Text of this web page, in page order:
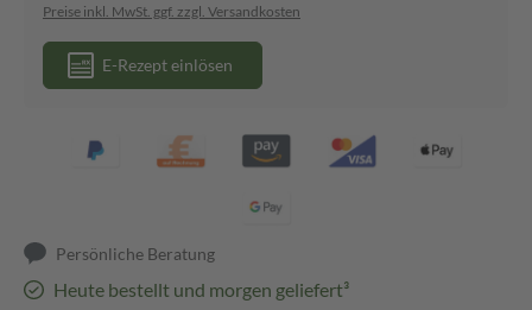
Preise inkl. MwSt. ggf. zzgl. Versandkosten
E-Rezept einlösen
Persönliche Beratung
Heute bestellt und morgen geliefert³